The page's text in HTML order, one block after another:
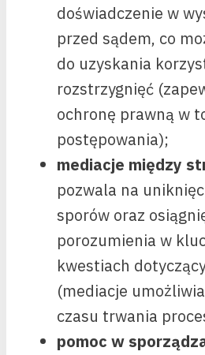
doświadczenie w
przed sądem, co
do uzyskania
rozstrzygnięć
ochronę prawną w
postępowania);
mediacje między
pozwala na
sporów oraz
porozumienia w
kwestiach
(mediacje
czasu trwania
pomoc w